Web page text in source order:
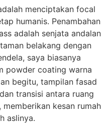
menciptakan focal
humanis. Penambahan
adalah senjata andalan
belakang dengan
saya biasanya
powder coating warna
begitu, tampilan fasad
transisi antara ruang
kesan rumah
aslinya.